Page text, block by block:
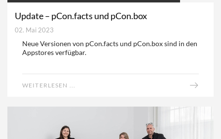
Update – pCon.facts und pCon.box
02. Mai 2023
Neue Versionen von pCon.facts und pCon.box sind in den
Appstores verfügbar.
WEITERLESEN ...